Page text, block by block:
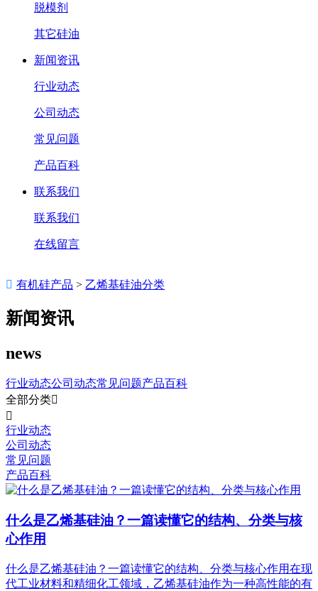
脱模剂
其它硅油
新闻资讯
行业动态
公司动态
常见问题
产品百科
联系我们
联系我们
在线留言
 有机硅产品 > 乙烯基硅油分类
新闻资讯
news
行业动态公司动态常见问题产品百科
全部分类

行业动态
公司动态
常见问题
产品百科
什么是乙烯基硅油？一篇读懂它的结构、分类与核
心作用
什么是乙烯基硅油？一篇读懂它的结构、分类与核心作用在现
代工业材料和精细化工领域，乙烯基硅油作为一种高性能的有